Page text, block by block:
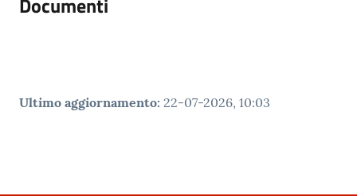
Ultimo aggiornamento: 22-07-2026, 10:03